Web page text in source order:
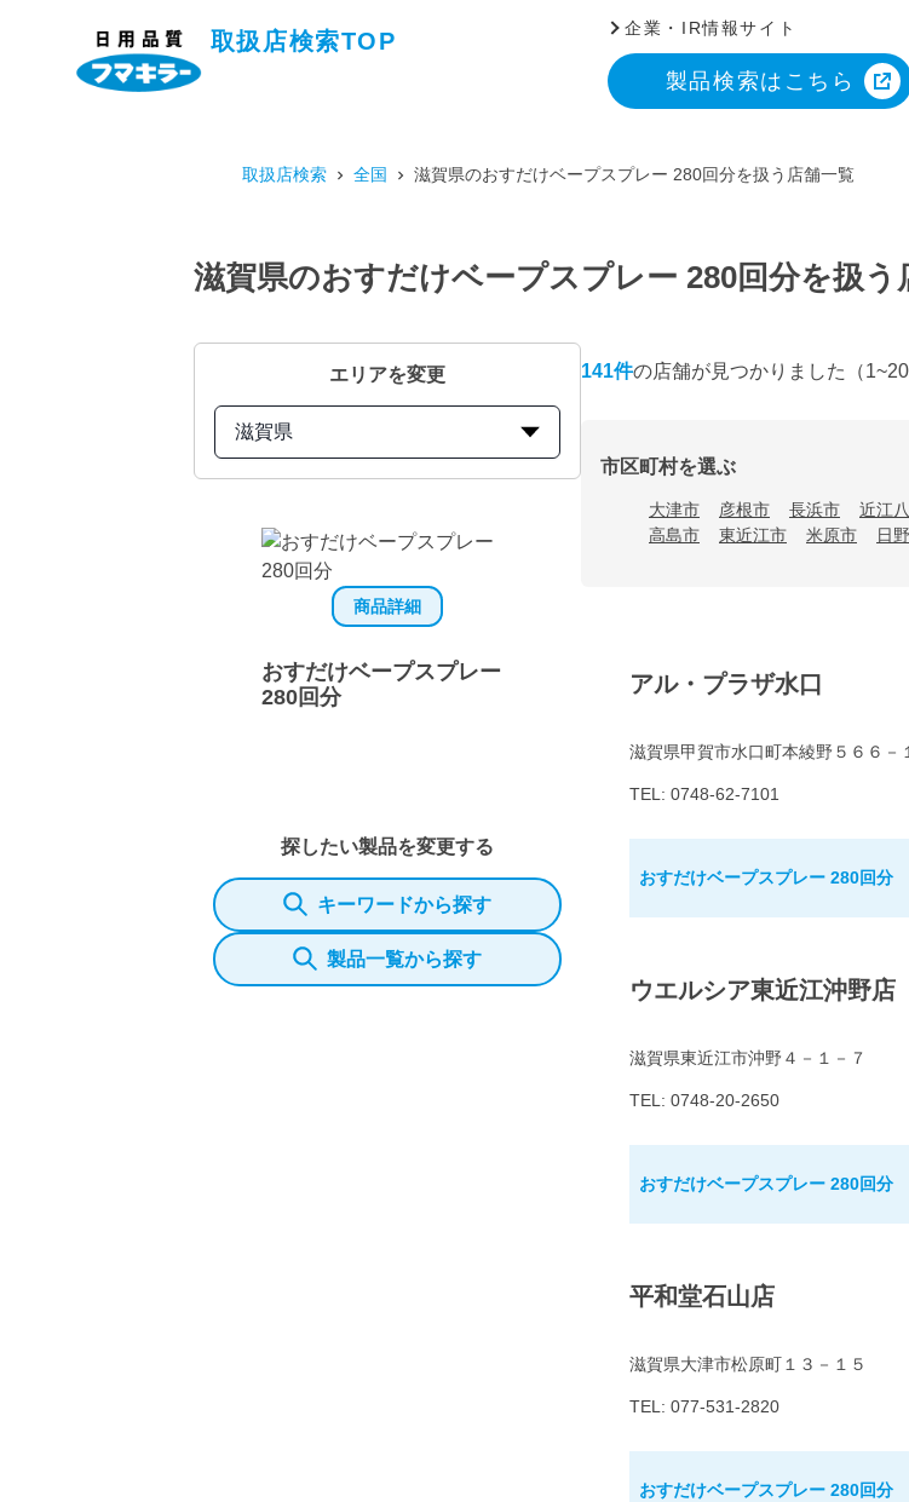
取扱店検索TOP
企業・IR情報サイト
製品検索はこちら
取扱店検索 全国 滋賀県のおすだけベープスプレー 280回分を扱う店舗一覧
滋賀県のおすだけベープスプレー 280回分を扱う
エリアを変更
滋賀県
商品詳細
おすだけベープスプレー
280回分
探したい製品を変更する
キーワードから探す
製品一覧から探す
141件の店舗が見つかりました （
市区町村を選ぶ
大津市 彦根市 長浜市 近江
高島市
東近江市 米原市 日
アル・プラザ水口
滋賀県甲賀市水口町本綾野５６６－１
TEL: 0748-62-7101
おすだけベープスプレー 280回分
ウエルシア東近江沖野店
滋賀県東近江市沖野４－１－７
TEL: 0748-20-2650
おすだけベープスプレー 280回分
平和堂石山店
滋賀県大津市松原町１３－１５
TEL: 077-531-2820
おすだけベープスプレー 280回分